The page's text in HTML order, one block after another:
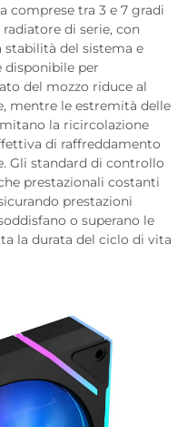
comprese tra 3 e 7 gradi
di serie, con
del sistema e
disponibile per
del mozzo riduce al
mentre le estremità delle
la ricircolazione
di raffreddamento
Gli standard di controllo
prestazionali costanti
prestazioni
o superano le
la durata del ciclo di vita